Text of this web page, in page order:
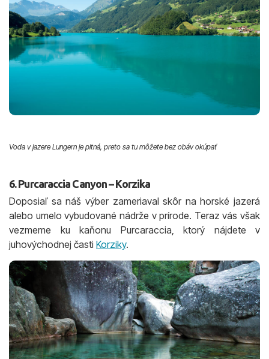
Voda v jazere Lungern je pitná, preto sa tu môžete bez obáv okúpať
6. Purcaraccia Canyon – Korzika
Doposiaľ sa náš výber zameriaval skôr na horské jazerá
alebo umelo vybudované nádrže v prírode. Teraz vás však
vezmeme ku kaňonu Purcaraccia, ktorý nájdete v
juhovýchodnej časti Korziky.